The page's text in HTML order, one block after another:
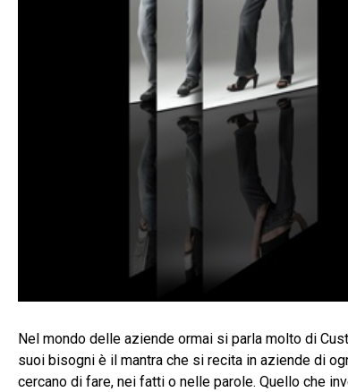
Nel mondo delle aziende ormai si parla molto di
suoi bisogni è il mantra che si recita in aziende di
cercano di fare, nei fatti o nelle parole. Quello che